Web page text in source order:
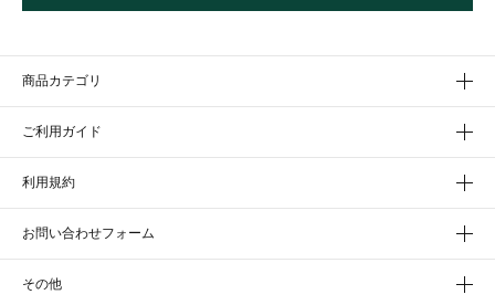
商品カテゴリ
ご利用ガイド
利用規約
お問い合わせフォーム
その他